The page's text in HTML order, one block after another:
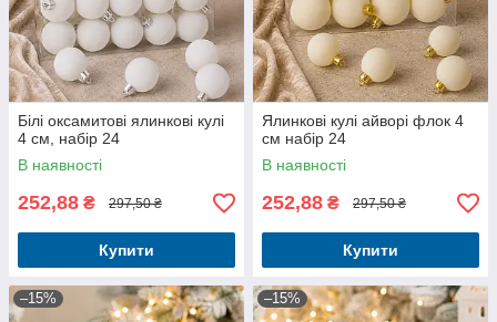
Білі оксамитові ялинкові кулі
4 см, набір 24
В наявності
252,88 ₴ 297,50 ₴
Купити
Ялинкові кулі айворі флок 4
см набір 24
В наявності
252,88 ₴ 297,50 ₴
Купити
–15% –15%